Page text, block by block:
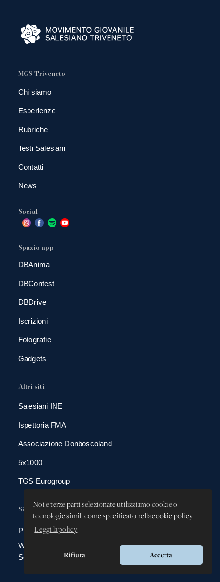
Noi e terze parti selezionate utilizziamo cookie o
tecnologie simili come specificato nella cookie policy.
Leggi la policy
Rifiuta Accetta
MGS Triveneto
Chi siamo
Esperienze
Rubriche
Testi Salesiani
Contatti
News
Social
Spazio app
DBAnima
DBContest
DBDrive
Iscrizioni
Fotografie
Gadgets
Altri siti
Salesiani INE
Ispettoria FMA
Associazione Donboscoland
5x1000
TGS Eurogroup
Sicurezza
Privacy Policy
Whistleblowing -
Segnalazione illeciti